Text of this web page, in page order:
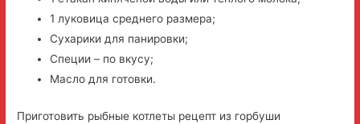
1 луковица среднего размера;
Сухарики для панировки;
Специи – по вкусу;
Масло для готовки.
Приготовить рыбные котлеты рецепт из горбуши